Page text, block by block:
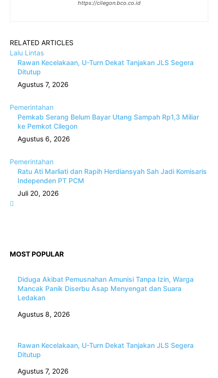
https://cilegon.bco.co.id
RELATED ARTICLES
Lalu Lintas
Rawan Kecelakaan, U-Turn Dekat Tanjakan JLS Segera
Ditutup
Agustus 7, 2026
Pemerintahan
Pemkab Serang Belum Bayar Utang Sampah Rp1,3 Miliar
ke Pemkot Cilegon
Agustus 6, 2026
Pemerintahan
Ratu Ati Marliati dan Rapih Herdiansyah Sah Jadi Komisaris
Independen PT PCM
Juli 20, 2026
MOST POPULAR
Diduga Akibat Pemusnahan Amunisi Tanpa Izin, Warga
Mancak Panik Diserbu Asap Menyengat dan Suara
Ledakan
Agustus 8, 2026
Rawan Kecelakaan, U-Turn Dekat Tanjakan JLS Segera
Ditutup
Agustus 7, 2026